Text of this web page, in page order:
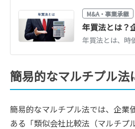
M&A・事業承継
簡易的なマルチプル法
簡易的なマルチプル法では、企業
ある「類似会社比較法（マルチプ